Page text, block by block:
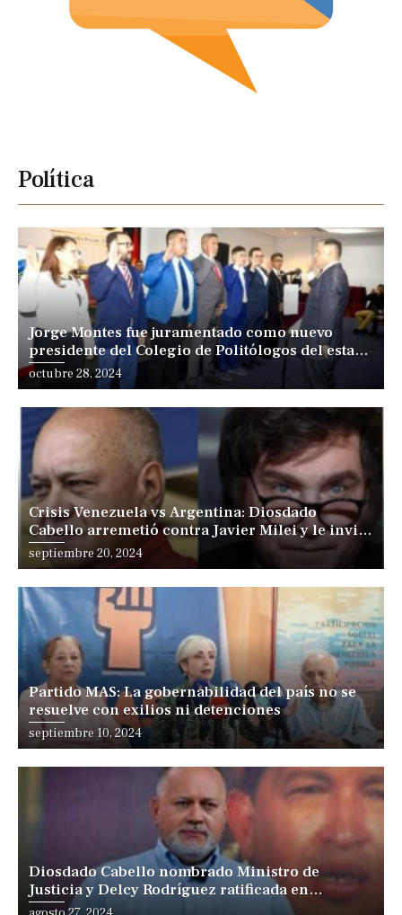
Política
Jorge Montes fue juramentado como nuevo
presidente del Colegio de Politólogos del estado
Carabobo
Posted
on
octubre 28, 2024
Crisis Venezuela vs Argentina: Diosdado
Cabello arremetió contra Javier Milei y le invitó
a venir
Posted
on
septiembre 20, 2024
Partido MAS: La gobernabilidad del país no se
resuelve con exilios ni detenciones
Posted
on
septiembre 10, 2024
Diosdado Cabello nombrado Ministro de
Justicia y Delcy Rodríguez ratificada en
Vicepresidencia